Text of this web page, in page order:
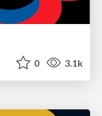
0 3.1k